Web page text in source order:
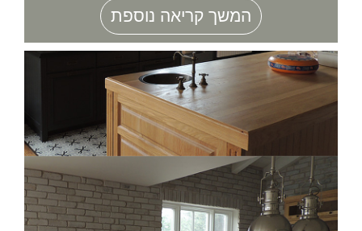
המשך קריאה נוספת